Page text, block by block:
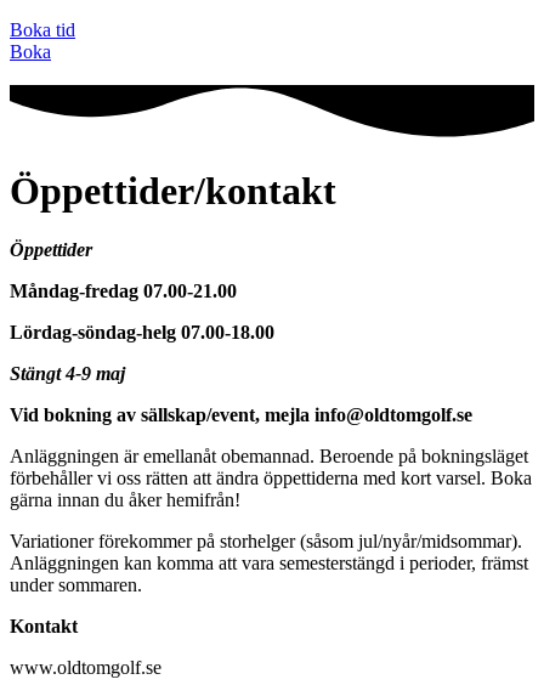
Boka tid
Boka
Öppettider/kontakt
Öppettider
Måndag-fredag 07.00-21.00
Lördag-söndag-helg 07.00-18.00
Stängt 4-9 maj
Vid bokning av sällskap/event, mejla info@oldtomgolf.se
Anläggningen är emellanåt obemannad. Beroende på bokningsläget
förbehåller vi oss rätten att ändra öppettiderna med kort varsel. Boka
gärna innan du åker hemifrån!
Variationer förekommer på storhelger (såsom jul/nyår/midsommar).
Anläggningen kan komma att vara semesterstängd i perioder, främst
under sommaren.
Kontakt
www.oldtomgolf.se